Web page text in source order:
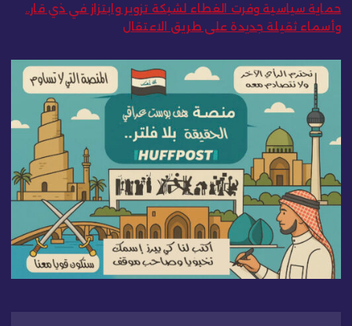
حماية سياسية وفرت الغطاء لشبكة تزوير وابتزاز في ذي قار..
وأسماء ثقيلة جديدة على طريق الاعتقال